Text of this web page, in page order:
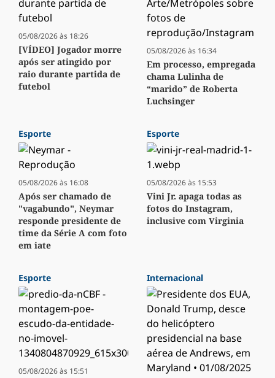
05/08/2026 às 18:26
[VÍDEO] Jogador morre
após ser atingido por
raio durante partida de
futebol
05/08/2026 às 16:34
Em processo, empregada
chama Lulinha de
“marido” de Roberta
Luchsinger
Esporte
05/08/2026 às 16:08
Após ser chamado de
"vagabundo", Neymar
responde presidente de
time da Série A com foto
em iate
Esporte
05/08/2026 às 15:53
Vini Jr. apaga todas as
fotos do Instagram,
inclusive com Virginia
Esporte
05/08/2026 às 15:51
Internacional